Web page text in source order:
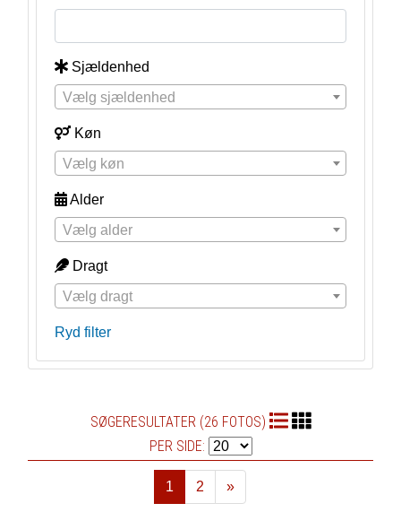
Sjældenhed
Vælg sjældenhed
Køn
Vælg køn
Alder
Vælg alder
Dragt
Vælg dragt
Ryd filter
SØGERESULTATER (26 FOTOS)
PER SIDE:
1 2
»
Næste